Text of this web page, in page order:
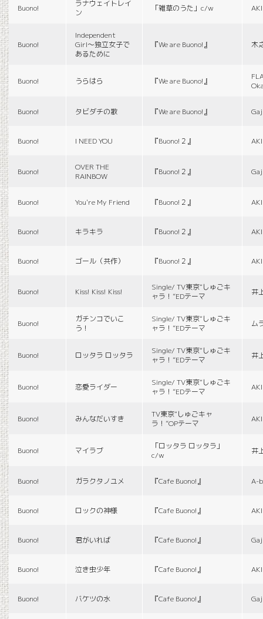
Buono!
ラナウェイトレイ
ン
「雑草のうた」c/w
Buono!
Independent
Girl〜独立女子で
あるために
『We are Buono!』 木
Buono! うらはら 『We are Buono!』
Buono! タビダチの歌 『We are Buono!』
Buono! I NEED YOU 『Buono!２』
Buono!
OVER THE
RAINBOW
『Buono!２』
Buono! You're My Friend 『Buono!２』
Buono! キラキラ 『Buono!２』
Buono! ゴール（共作） 『Buono!２』
Buono! Kiss! Kiss! Kiss!
Single/ TV東京“しゅごキ
ャラ！”EDテーマ
井
Buono!
ガチンコでいこ
う！
Single/ TV東京“しゅごキ
ャラ！”EDテーマ
ム
Buono! ロッタラ ロッタラ
Single/ TV東京“しゅごキ
ャラ！”EDテーマ
井
Buono! 恋愛ライダー
Single/ TV東京“しゅごキ
ャラ！”EDテーマ
Buono! みんなだいすき
TV東京“しゅごキャ
ラ！”OPテーマ
Buono! マイラブ
「ロッタラ ロッタラ」
c/w
井
Buono! ガラクタノユメ 『Cafe Buono!』 A-
Buono! ロックの神様 『Cafe Buono!』
Buono! 君がいれば 『Cafe Buono!』
Buono! 泣き虫少年 『Cafe Buono!』
Buono! バケツの水 『Cafe Buono!』